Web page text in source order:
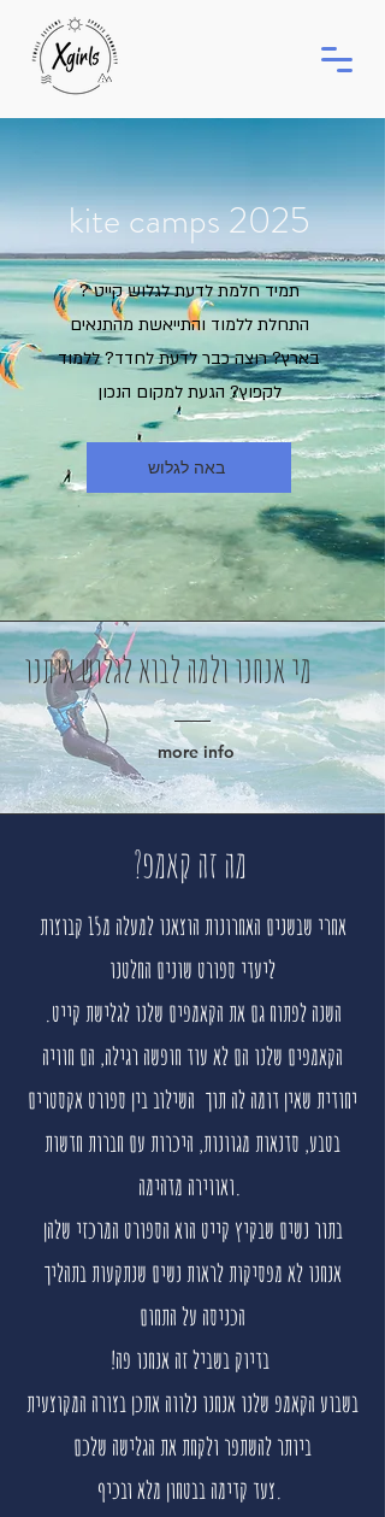
kite camps 2025
תמיד חלמת לדעת לגלוש קייט ?
התחלת ללמוד והתייאשת מהתנאים
בארץ? רוצה כבר לדעת לחדד? ללמוד
לקפוץ? הגעת למקום הנכון
באה לגלוש
מי אנחנו ולמה לבוא לגלוש איתנו
more info
אחרי שבשנים האחרונות הוצאנו למעלה מ15 קבוצות
ליעדי ספורט שונים החלטנו
.השנה לפתוח גם את הקאמפים שלנו לגלישת קייט
הקאמפים שלנו הם לא עוד חופשה רגילה, הם חוויה
יחודית שאין דומה לה תוך השילוב בין ספורט אקסטרים
בטבע, סדנאות מגוונות, היכרות עם חברות חדשות
ואווירה מדהימה.
בתור נשים שבקיץ קייט הוא הספורט המרכזי שלהן
אנחנו לא מפסיקות לראות נשים שנתקעות בתהליך
הכניסה על התחום
בשבוע הקאמפ שלנו אנחנו נלווה אתכן בצורה המקוצעית
ביותר להשתפר ולקחת את הגלישה שלכם
צעד קדימה בבטחון מלא ובכיף.